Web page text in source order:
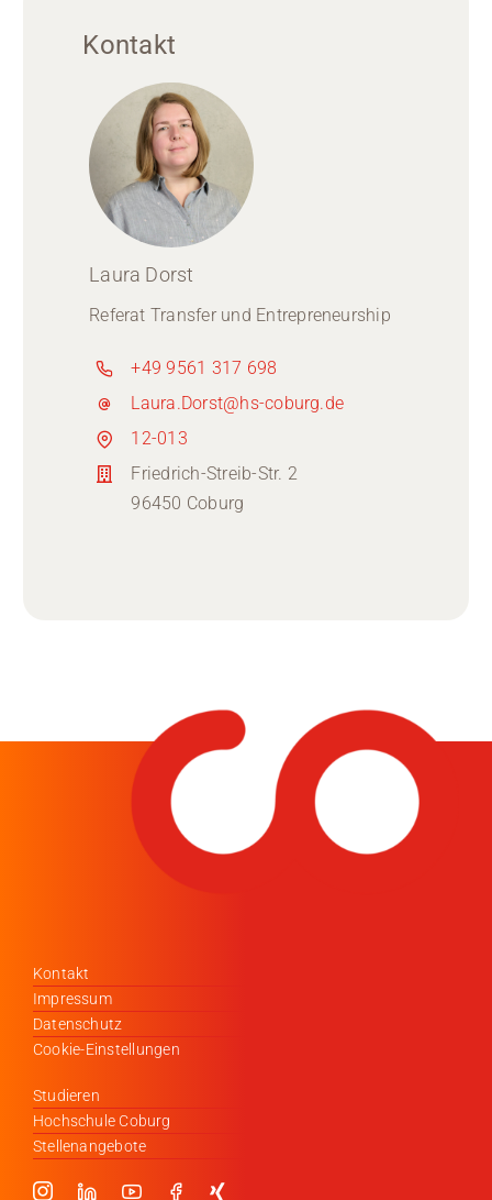
Kontakt
Laura Dorst
Referat Transfer und Entrepreneurship
+49 9561 317 698
Laura.Dorst@hs-coburg.de
12-013
Friedrich-Streib-Str. 2
96450 Coburg
Kontakt
Impressum
Datenschutz
Cookie-Einstellungen
Studieren
Hochschule Coburg
Stellenangebote